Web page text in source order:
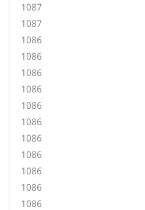
1087
1087
1086
1086
1086
1086
1086
1086
1086
1086
1086
1086
1086